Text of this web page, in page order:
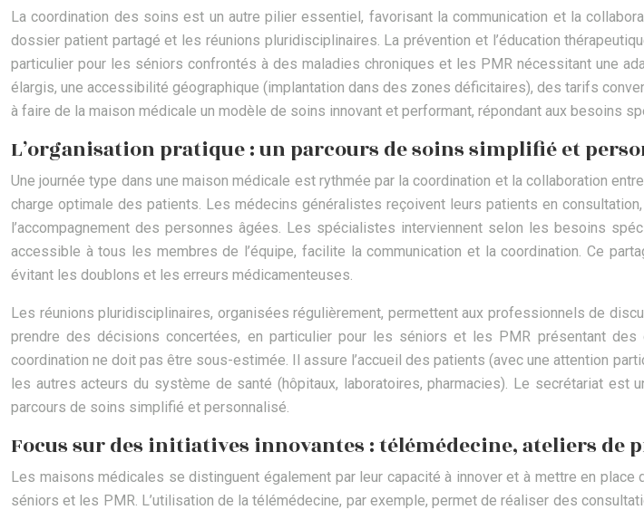
La coordination des soins est un autre pilier essentiel, favorisant la communication et la
dossier patient partagé et les réunions pluridisciplinaires. La prévention et l’éducation
particulier pour les séniors confrontés à des maladies chroniques et les PMR nécessitant une
élargis, une accessibilité géographique (implantation dans des zones déficitaires), des tarifs
à faire de la maison médicale un modèle de soins innovant et performant, répondant aux besoins
L’organisation pratique : un parcours de soins simplifié et
Une journée type dans une maison médicale est rythmée par la coordination et la collaboration
charge optimale des patients. Les médecins généralistes reçoivent leurs patients en
l’accompagnement des personnes âgées. Les spécialistes interviennent selon les besoins
accessible à tous les membres de l’équipe, facilite la communication et la coordination. Ce
évitant les doublons et les erreurs médicamenteuses.
Les réunions pluridisciplinaires, organisées régulièrement, permettent aux professionnels de
prendre des décisions concertées, en particulier pour les séniors et les PMR présentant
coordination ne doit pas être sous-estimée. Il assure l’accueil des patients (avec une attention
les autres acteurs du système de santé (hôpitaux, laboratoires, pharmacies). Le secrétariat
parcours de soins simplifié et personnalisé.
Focus sur des initiatives innovantes : télémédecine, ateliers
Les maisons médicales se distinguent également par leur capacité à innover et à mettre en
séniors et les PMR. L’utilisation de la télémédecine, par exemple, permet de réaliser des